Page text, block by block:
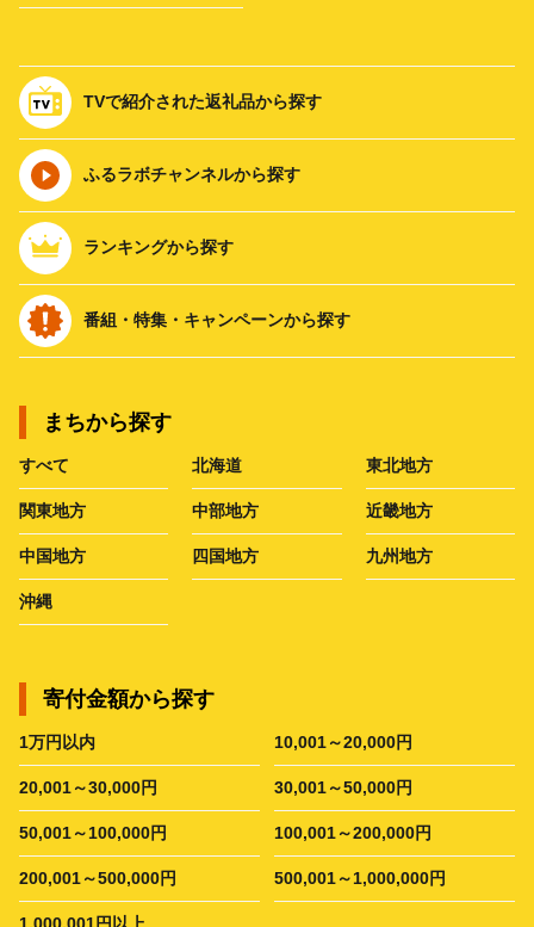
TVで紹介された返礼品から探す
ふるラボチャンネルから探す
ランキングから探す
番組・特集・キャンペーンから探す
まちから探す
すべて 北海道 東北地方
関東地方 中部地方 近畿地方
中国地方 四国地方 九州地方
沖縄
寄付金額から探す
1万円以内 10,001～20,000円
20,001～30,000円 30,001～50,000円
50,001～100,000円 100,001～200,000円
200,001～500,000円 500,001～1,000,000円